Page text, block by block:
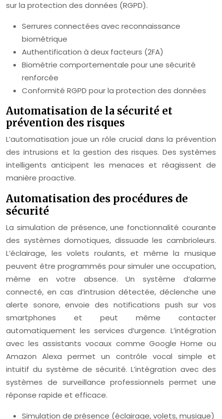
sur la protection des données (RGPD).
Serrures connectées avec reconnaissance
biométrique
Authentification à deux facteurs (2FA)
Biométrie comportementale pour une sécurité
renforcée
Conformité RGPD pour la protection des données
Automatisation de la sécurité et
prévention des risques
L’automatisation joue un rôle crucial dans la prévention
des intrusions et la gestion des risques. Des systèmes
intelligents anticipent les menaces et réagissent de
manière proactive.
Automatisation des procédures de
sécurité
La simulation de présence, une fonctionnalité courante
des systèmes domotiques, dissuade les cambrioleurs.
L’éclairage, les volets roulants, et même la musique
peuvent être programmés pour simuler une occupation,
même en votre absence. Un système d’alarme
connecté, en cas d’intrusion détectée, déclenche une
alerte sonore, envoie des notifications push sur vos
smartphones et peut même contacter
automatiquement les services d’urgence. L’intégration
avec les assistants vocaux comme Google Home ou
Amazon Alexa permet un contrôle vocal simple et
intuitif du système de sécurité. L’intégration avec des
systèmes de surveillance professionnels permet une
réponse rapide et efficace.
Simulation de présence (éclairage, volets, musique)